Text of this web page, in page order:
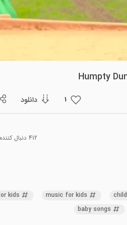
1 دانلود
412 دنبال کننده
music for kids
kids
baby songs